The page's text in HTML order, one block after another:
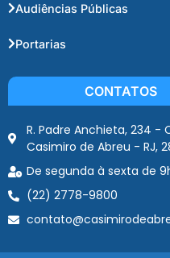
Audiências Públicas
Portarias
CONTATOS
R. Padre Anchieta, 234 -
Casimiro de Abreu - RJ,
De segunda à sexta de
(22) 2778-9800